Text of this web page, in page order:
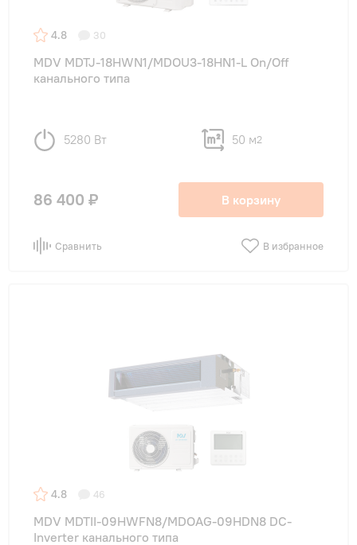
4.8 30
MDV MDTJ-18HWN1/MDOU3-18HN1-L On/Off
канального типа
5280 Вт 50 м2
86 400 ₽ В корзину
Сравнить В избранное
4.8 46
MDV MDTII-09HWFN8/MDOAG-09HDN8 DC-
Inverter канального типа